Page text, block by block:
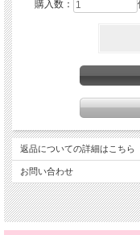
購入数：
返品についての詳細はこちら
お問い合わせ